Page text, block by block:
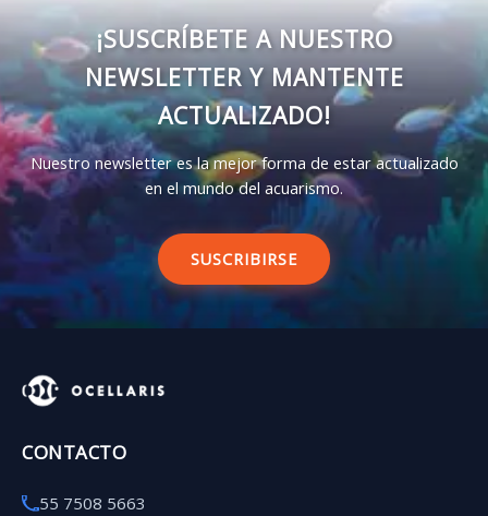
¡SUSCRÍBETE A NUESTRO
NEWSLETTER Y MANTENTE
ACTUALIZADO!
Nuestro newsletter es la mejor forma de estar actualizado
en el mundo del acuarismo.
SUSCRIBIRSE
CONTACTO
55 7508 5663